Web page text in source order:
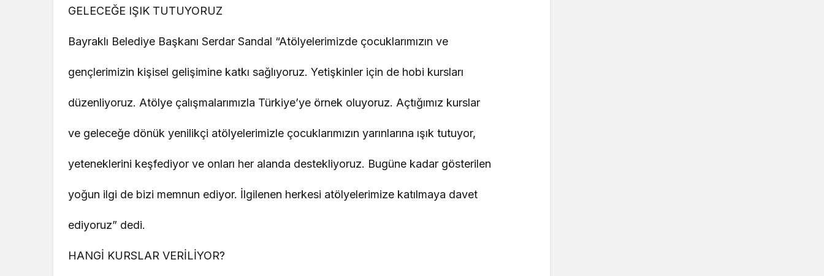
GELECEĞE IŞIK TUTUYORUZ
Bayraklı Belediye Başkanı Serdar Sandal “Atölyelerimizde çocuklarımızın ve
gençlerimizin kişisel gelişimine katkı sağlıyoruz. Yetişkinler için de hobi kursları
düzenliyoruz. Atölye çalışmalarımızla Türkiye’ye örnek oluyoruz. Açtığımız kurslar
ve geleceğe dönük yenilikçi atölyelerimizle çocuklarımızın yarınlarına ışık tutuyor,
yeteneklerini keşfediyor ve onları her alanda destekliyoruz. Bugüne kadar gösterilen
yoğun ilgi de bizi memnun ediyor. İlgilenen herkesi atölyelerimize katılmaya davet
ediyoruz” dedi.
HANGİ KURSLAR VERİLİYOR?